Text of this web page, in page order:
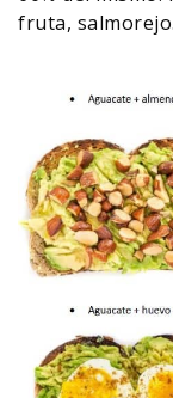
fruta,